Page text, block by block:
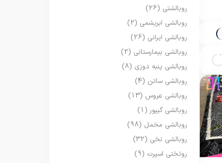
روبالشتی (26)
روبالشی ابریشمی (2)
روبالشی ایرانی (26)
روبالشی بیمارستانی (2)
روبالشی پنبه دوزی (8)
روبالشی ساتن (4)
روبالشی عروس (13)
روبالشی گیپور (1)
روبالشی مخمل (98)
روبالشی نخی (32)
روتختی اسپرت (9)